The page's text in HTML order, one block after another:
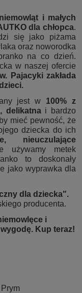
i małych
dla chłopca.
się jako piżama
oraz noworodka
na co dzień.
w naszej ofercie
Pajacyki zakłada
jest w 100% z
delikatnai bardzo
mieć pewność, że
dziecka do ich
nieuczulające
używamy metek
to doskonały
jako wyprawka dla
dla dziecka".
producenta.
i
Kup teraz!